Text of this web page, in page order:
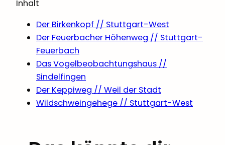
Inhalt
Der Birkenkopf // Stuttgart-West
Der Feuerbacher Höhenweg // Stuttgart-
Feuerbach
Das Vogelbeobachtungshaus //
Sindelfingen
Der Keppiweg // Weil der Stadt
Wildschweingehege // Stuttgart-West